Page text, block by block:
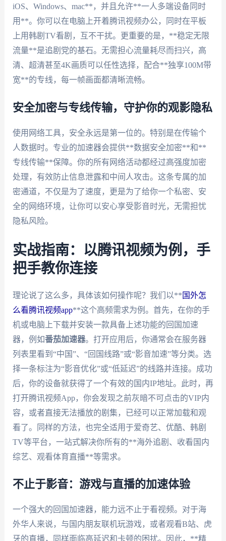
iOS、Windows、mac**，并且允许**一人多端设备同时
用**。你可以在电脑上开着腾讯视频办公，同时在平板
上用韩剧TV看剧，互不干扰。更重要的是，**稳定无限
流量**是追剧党的基石。无需担心流量耗尽而扫兴，高
清、超清甚至4K画质可以任性选择，配合**独享100M带
宽**的专线，每一帧画面都清晰流畅。
安全加密与专线传输，守护你的观影隐私
使用网络工具，安全永远是第一位的。特别是在传输个
人数据时。专业的加速器会提供**数据安全加密**和**
专线传输**保障。你的所有网络活动都经过高强度加密
处理，有效防止信息泄露和中间人攻击。这条专属的加
密通道，不仅是为了速度，更是为了给你一个私密、安
全的网络环境，让你可以安心享受影音时光，无需担忧
隐私风险。
实战指南：以腾讯视频为例，手
把手教你连接
理论说了这么多，具体该如何操作呢？我们以** 国外怎
么看腾讯视频app**这个高频需求为例。首先，在你的手
机或电脑上下载并安装一款具备上述功能的回国加速
器，例如番茄加速器。打开应用后，你通常会在服务器
列表里看到“中国”、“回国线路”或“影音加速”等分类。选
择一条标注为“影音优化”或“低延迟”的线路并连接。成功
后，你的设备就获得了一个有效的国内IP地址。此时，再
打开腾讯视频App，你会发现之前灰暗不可点击的VIP内
容，或者直接无法播放的剧集，已经可以正常加载和观
看了。同样的方法，也完全适用于爱奇艺、优酷、韩剧
TV等平台，一站式解决你所有的**海外追剧、收看国内
综艺、观看体育直播**等需求。
不止于影音：游戏与直播的加速体验
一个强大的回国加速器，能力远不止于看视频。对于海
外华人来说，与国内朋友联机玩游戏，或者观看B站、虎
牙的直播，同样面临高延迟和卡顿的困扰。因此，**精